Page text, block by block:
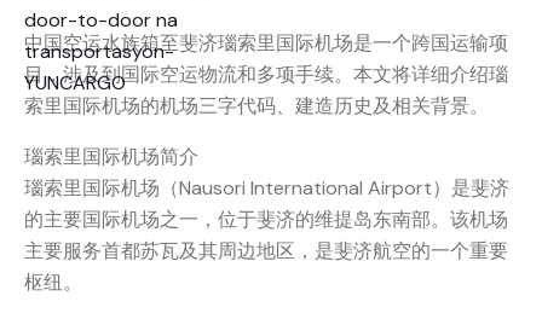
中国空运水族箱至斐济瑙索里国际机场是一个跨国运输项
目，涉及到国际空运物流和多项手续。本文将详细介绍瑙
索里国际机场的机场三字代码、建造历史及相关背景。
瑙索里国际机场简介
瑙索里国际机场（Nausori International Airport）是斐济
的主要国际机场之一，位于斐济的维提岛东南部。该机场
主要服务首都苏瓦及其周边地区，是斐济航空的一个重要
枢纽。